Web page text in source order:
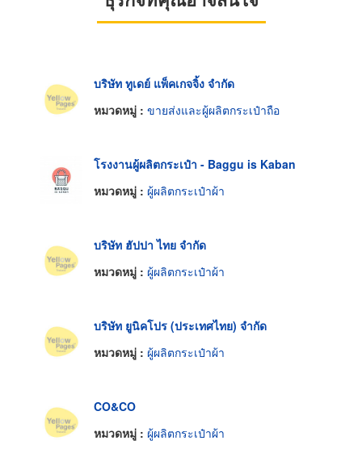
บริษัท ทูเดย์ แพ็คเกจจิ้ง จำกัด
หมวดหมู่ : ขายส่งและผู้ผลิตกระเป๋าถือ
โรงงานผู้ผลิตกระเป๋า - Baggu is Kaban
หมวดหมู่ : ผู้ผลิตกระเป๋าผ้า
บริษัท ฮัปปา ไทย จำกัด
หมวดหมู่ : ผู้ผลิตกระเป๋าผ้า
บริษัท ยูนิคโปร (ประเทศไทย) จำกัด
หมวดหมู่ : ผู้ผลิตกระเป๋าผ้า
CO&CO
หมวดหมู่ : ผู้ผลิตกระเป๋าผ้า